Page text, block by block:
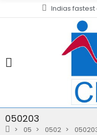
Indias
050203
05 0502